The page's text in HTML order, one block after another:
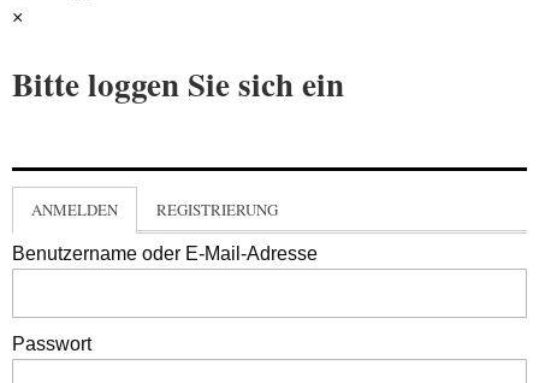
×
Bitte loggen Sie sich ein
ANMELDEN REGISTRIERUNG
Benutzername oder E-Mail-Adresse
Passwort